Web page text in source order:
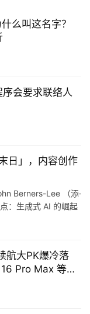
么叫这名字？
会要求联络人
日」，内容创作
Berners-Lee （添·
：生成式 AI 的崛起
航大PK爆冷落
Pro Max 等当